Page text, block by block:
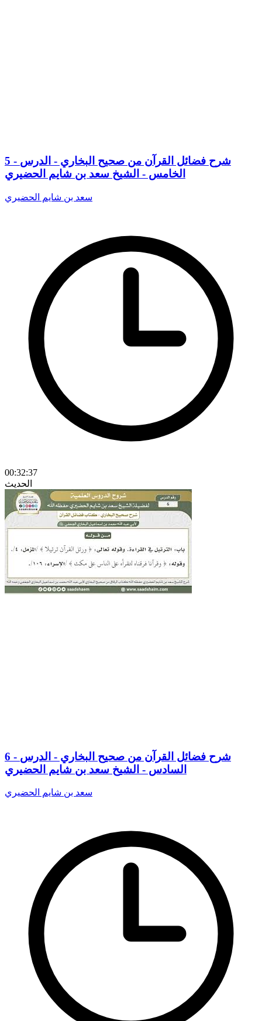
5 - شرح فضائل القرآن من صحيح البخاري - الدرس
الخامس - الشيخ سعد بن شايم الحضيري
سعد بن شايم الحضيري
00:32:37
الحديث
6 - شرح فضائل القرآن من صحيح البخاري - الدرس
السادس - الشيخ سعد بن شايم الحضيري
سعد بن شايم الحضيري